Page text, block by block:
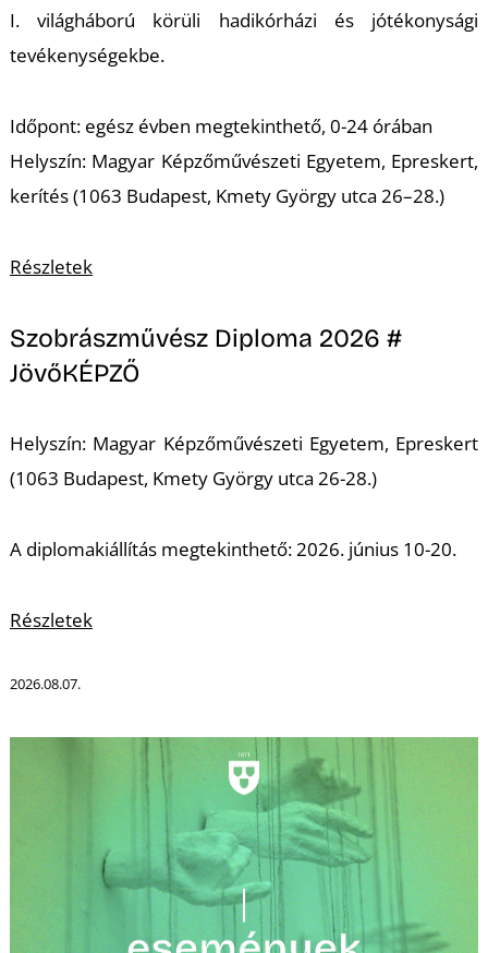
I. világháború körüli hadikórházi és jótékonysági
tevékenységekbe.
Időpont: egész évben megtekinthető, 0-24 órában
Helyszín: Magyar Képzőművészeti Egyetem, Epreskert,
kerítés (1063 Budapest, Kmety György utca 26–28.)
Részletek
Szobrászművész Diploma 2026 #
JövőKÉPZŐ
Helyszín: Magyar Képzőművészeti Egyetem, Epreskert
(1063 Budapest, Kmety György utca 26-28.)
A diplomakiállítás megtekinthető: 2026. június 10-20.
Részletek
2026.08.07.